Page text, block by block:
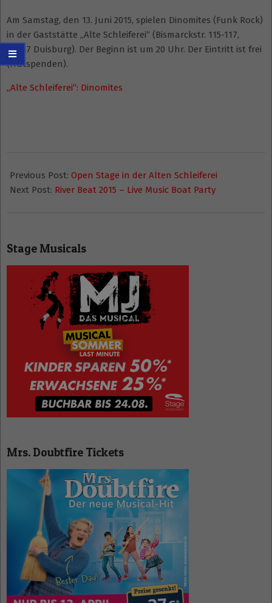
Am Samstag, den 13. Juni 2015, spielen Dinomites (Funk Rock)
in der Gaststätte „Alte Schleiferei“ (Bismarckstr. 115-117,
47057 Duisburg). Der Beginn ist um 20 Uhr. Der Eintritt ist frei
(Hutspenden).
„Alte Schleiferei“: Dinomites
06-
12
Previous Post: Open Stage in der Alten Schleiferei
Next Post: River Beat 2015 – Live Music Boat Party
Stage Musicals
Mrs. Doubtfire Tickets